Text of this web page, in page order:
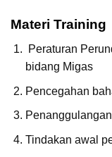
Materi Training
Peraturan
bidang Migas
Pencegahan
Tindakan awal